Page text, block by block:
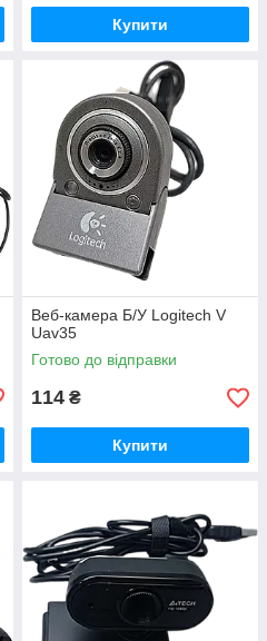
Купити
Веб-камера Б/У Logitech V
Uav35
Готово до відправки
114 ₴
Купити